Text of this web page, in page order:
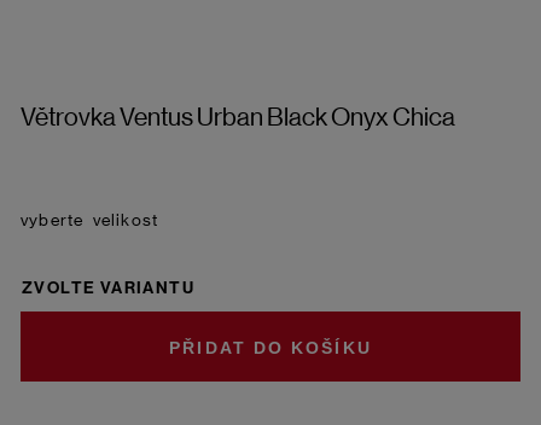
Větrovka Ventus Urban Black Onyx Chica
velikost
ZVOLTE VARIANTU
DO KOŠÍKU